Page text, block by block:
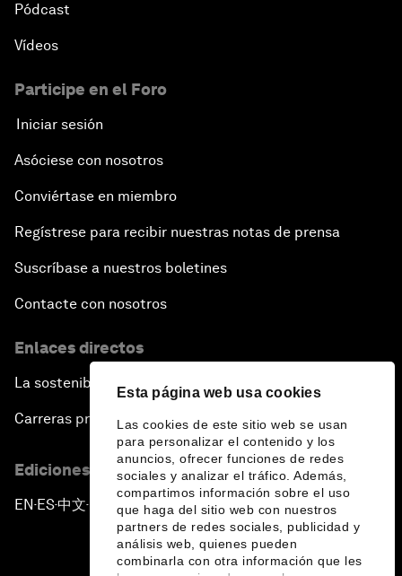
Esta página web usa cookies
Las cookies de este sitio web se usan
para personalizar el contenido y los
anuncios, ofrecer funciones de redes
sociales y analizar el tráfico. Además,
compartimos información sobre el uso
que haga del sitio web con nuestros
partners de redes sociales, publicidad y
análisis web, quienes pueden
combinarla con otra información que les
Pódcast
Vídeos
Participe en el Foro
Iniciar sesión
Asóciese con nosotros
Conviértase en miembro
Regístrese para recibir nuestras notas de prensa
Suscríbase a nuestros boletines
Contacte con nosotros
Enlaces directos
La sostenibilidad en el Foro
Carreras profesionales
Ediciones en otros idiomas
EN ▪ES▪中文▪ 日本語